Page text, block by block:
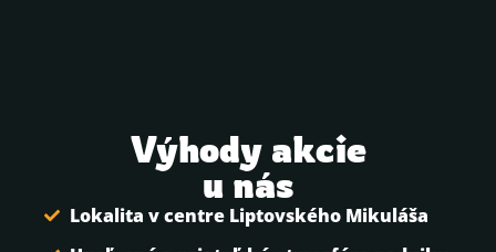
Výhody akcie
u nás
Lokalita v centre Liptovského Mikuláša